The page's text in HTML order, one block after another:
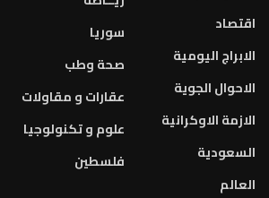
اقتصاد
الابراج اليومية
الاحوال الجوية
الازمة الاوكرانية
السعودية
العالم
سوريا
صحة وطب
عقارات و مقاولات
علوم و تكنولوجيا
فلسطين